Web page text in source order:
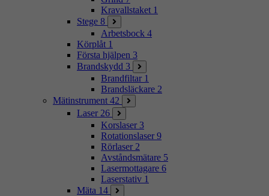
Kravallstaket 1
Stege 8
Arbetsbock 4
Körplåt 1
Första hjälpen 3
Brandskydd 3
Brandfiltar 1
Brandsläckare 2
Mätinstrument 42
Laser 26
Korslaser 3
Rotationslaser 9
Rörlaser 2
Avståndsmätare 5
Lasermottagare 6
Laserstativ 1
Mäta 14